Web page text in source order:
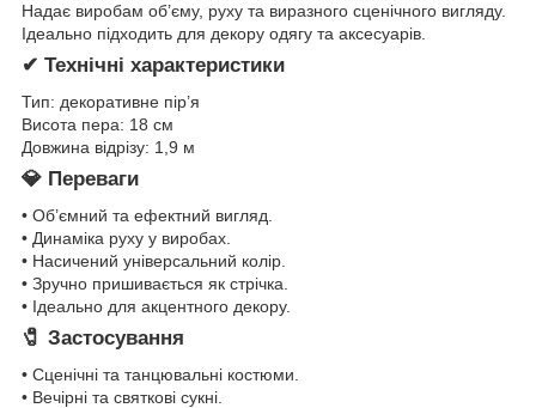
Надає виробам об’єму, руху та виразного сценічного вигляду.
Ідеально підходить для декору одягу та аксесуарів.
✔ Технічні характеристики
Тип: декоративне пір’я
Висота пера: 18 см
Довжина відрізу: 1,9 м
💎 Переваги
• Об’ємний та ефектний вигляд.
• Динаміка руху у виробах.
• Насичений універсальний колір.
• Зручно пришивається як стрічка.
• Ідеально для акцентного декору.
🧷 Застосування
• Сценічні та танцювальні костюми.
• Вечірні та святкові сукні.